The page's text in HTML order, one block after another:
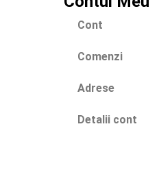
Cont
Comenzi
Adrese
Detalii cont